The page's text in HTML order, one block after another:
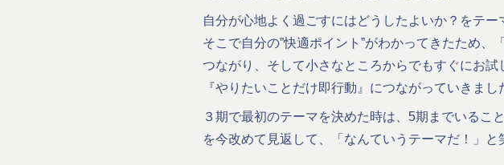
自分が心地よく過ごすにはどうしたよいか？をテ
そこで自分の”快適ポイント”がわかってきたため
つながり、そして小さなところからでもすぐにお
『やりたいことだけ即行動』につながっていきまし
３期で最初のテーマを決めた時は、5期までいるこ
を今改めて見返して、「なんていうテーマだ！」と